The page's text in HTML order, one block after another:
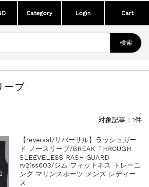
Category Login Cart
ーブ
対象記事：1件
【reversal/リバーサル】ラッシュガー
ド ノースリーブ/BREAK THROUGH
SLEEVELESS RASH GUARD
rv21ss603/ジム フィットネス トレーニ
ング マリンスポーツ メンズ レディー
ス